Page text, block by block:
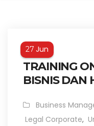
27Jun
TRAINING
BISNIS DAN
Business
Legal Corporate,